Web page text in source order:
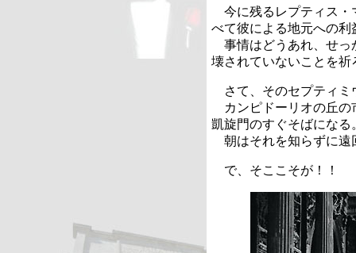
今に残るレプティス・
べて彼による地元への
事情はどうあれ、せっ
壊されていないこと
さて、そのセプティミ
カンピドーリオの丘の
凱旋門のすぐそばになる
朝はそれを知らずに遠
で、そここそが！！